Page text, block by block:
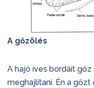
A gőzölés
A hajó íves bordáit
meghajlítani. Én a